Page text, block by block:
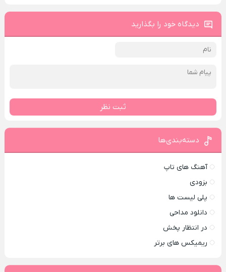
دیدگاه خود را بگذارید
ثبت نظر
دسته‌بندی‌ها
آهنگ های تاپ
بزودی
پلی لیست ها
دانلود مداحی
در انتظار پخش
ریمیکس های برتر